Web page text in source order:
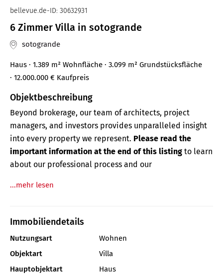
bellevue.de-ID: 30632931
6 Zimmer Villa in sotogrande
sotogrande
Haus · 1.389 m² Wohnfläche · 3.099 m² Grundstücksfläche
· 12.000.000 € Kaufpreis
Objektbeschreibung
Beyond brokerage, our team of architects, project
managers, and investors provides unparalleled insight
into every property we represent. Please read the
important information at the end of this listing to learn
about our professional process and our
...mehr lesen
Immobiliendetails
Nutzungsart
Wohnen
Objektart
Villa
Hauptobjektart
Haus